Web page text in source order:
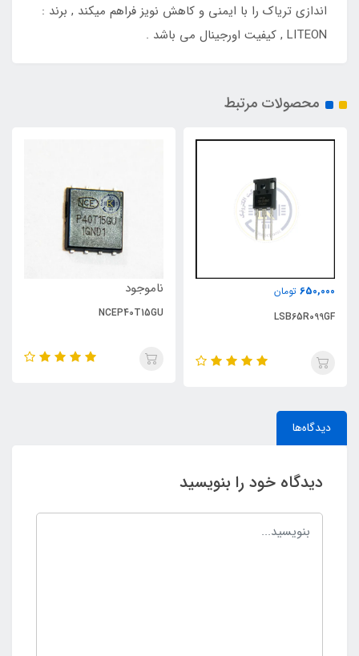
اندازی تریاک را با ایمنی و کاهش نویز فراهم میکند , برند :
LITEON , کیفیت اورجینال می باشد .
محصولات مرتبط
650,000 تومان
LSB65R099GF
ناموجود
NCEP40T15GU
دیدگاه‌ها
دیدگاه خود را بنویسید